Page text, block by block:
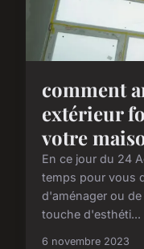
comment
extérieur
votre
En ce jour du 24
temps pour vous
d'aménager ou
touche d'esthéti...
6 novembre 2023